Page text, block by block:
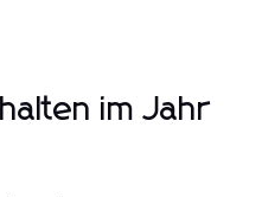
im Jahr